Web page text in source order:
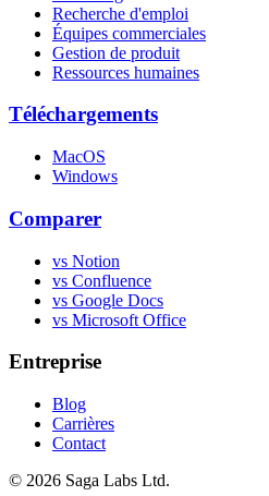
Recherche d'emploi
Équipes commerciales
Gestion de produit
Ressources humaines
Téléchargements
MacOS
Windows
Comparer
vs Notion
vs Confluence
vs Google Docs
vs Microsoft Office
Entreprise
Blog
Carrières
Contact
© 2026 Saga Labs Ltd.